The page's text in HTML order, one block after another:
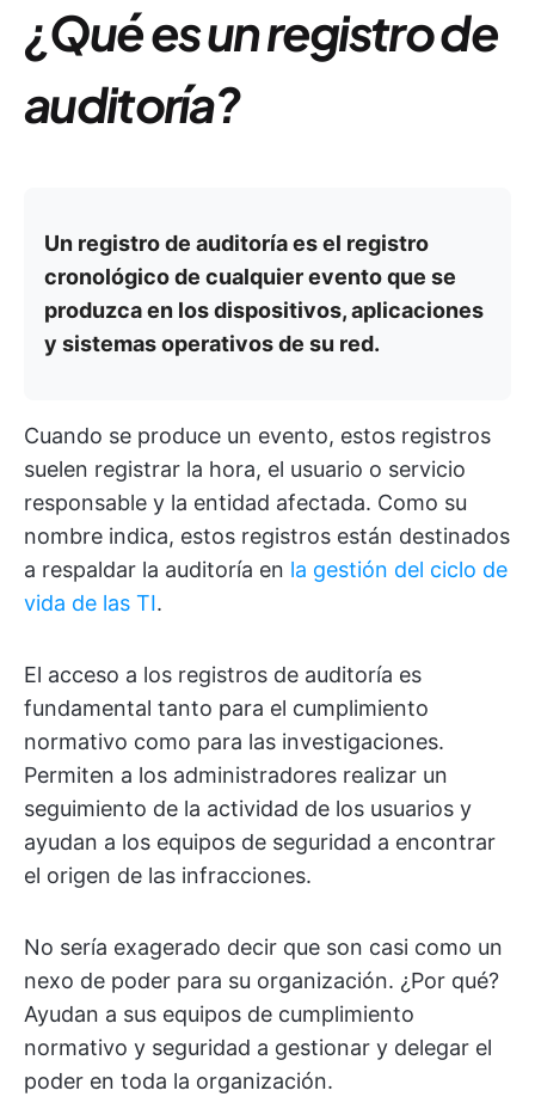
¿Qué es un registro de
auditoría?
Un registro de auditoría es el registro
cronológico de cualquier evento que se
produzca en los dispositivos, aplicaciones
y sistemas operativos de su red.
Cuando se produce un evento, estos registros
suelen registrar la hora, el usuario o servicio
responsable y la entidad afectada. Como su
nombre indica, estos registros están destinados
a respaldar la auditoría en la gestión del ciclo de
vida de las TI.
El acceso a los registros de auditoría es
fundamental tanto para el cumplimiento
normativo como para las investigaciones.
Permiten a los administradores realizar un
seguimiento de la actividad de los usuarios y
ayudan a los equipos de seguridad a encontrar
el origen de las infracciones.
No sería exagerado decir que son casi como un
nexo de poder para su organización. ¿Por qué?
Ayudan a sus equipos de cumplimiento
normativo y seguridad a gestionar y delegar el
poder en toda la organización.